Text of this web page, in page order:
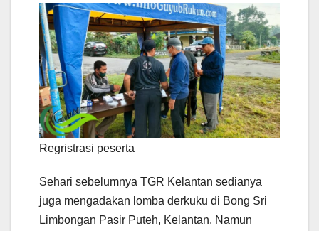
Regristrasi peserta
Sehari sebelumnya TGR Kelantan sedianya
juga mengadakan lomba derkuku di Bong Sri
Limbongan Pasir Puteh, Kelantan. Namun